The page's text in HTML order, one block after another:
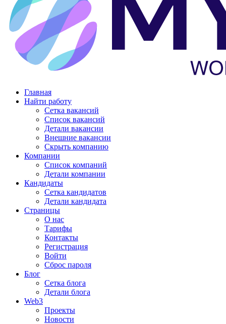
Главная
Найти работу
Сетка вакансий
Список вакансий
Детали вакансии
Внешние вакансии
Скрыть компанию
Компании
Список компаний
Детали компании
Кандидаты
Сетка кандидатов
Детали кандидата
Страницы
О нас
Тарифы
Контакты
Регистрация
Войти
Сброс пароля
Блог
Сетка блога
Детали блога
Web3
Проекты
Новости